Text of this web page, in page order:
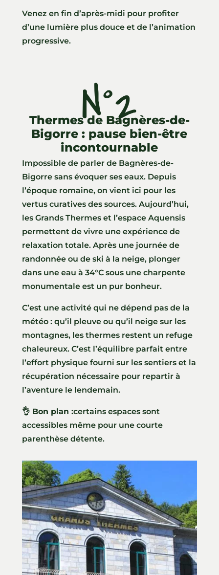
Venez en fin d’après-midi pour profiter
d’une lumière plus douce et de l’animation
progressive.
N°2
Thermes de Bagnères-de-
Bigorre : pause bien-être
incontournable
Impossible de parler de Bagnères-de-
Bigorre sans évoquer ses eaux. Depuis
l’époque romaine, on vient ici pour les
vertus curatives des sources. Aujourd’hui,
les Grands Thermes et l’espace Aquensis
permettent de vivre une expérience de
relaxation totale. Après une journée de
randonnée ou de ski à la neige, plonger
dans une eau à 34°C sous une charpente
monumentale est un pur bonheur.
C’est une activité qui ne dépend pas de la
météo : qu’il pleuve ou qu’il neige sur les
montagnes, les thermes restent un refuge
chaleureux. C’est l’équilibre parfait entre
l’effort physique fourni sur les sentiers et la
récupération nécessaire pour repartir à
l’aventure le lendemain.
👌 Bon plan :certains espaces sont
accessibles même pour une courte
parenthèse détente.